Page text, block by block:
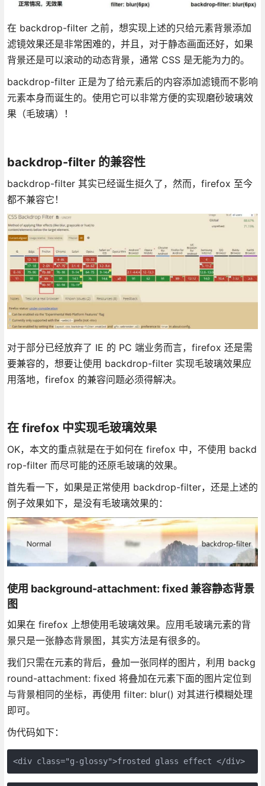
在 backdrop-filter 之前，想实现上述的只给元素背景添加
滤镜效果还是非常困难的，并且，对于静态画面还好，如果
背景还是可以滚动的动态背景，通常 CSS 是无能为力的。
backdrop-filter 正是为了给元素后的内容添加滤镜而不影响
元素本身而诞生的。使用它可以非常方便的实现磨砂玻璃效
果（毛玻璃）！
backdrop-filter 的兼容性
backdrop-filter 其实已经诞生挺久了，然而，firefox 至今
都不兼容它！
对于部分已经放弃了 IE 的 PC 端业务而言，firefox 还是需
要兼容的，想要让使用 backdrop-filter 实现毛玻璃效果应
用落地，firefox 的兼容问题必须得解决。
在 firefox 中实现毛玻璃效果
OK，本文的重点就是在于如何在 firefox 中，不使用 backd
rop-filter 而尽可能的还原毛玻璃的效果。
首先看一下，如果是正常使用 backdrop-filter，还是上述的
例子效果如下，是没有毛玻璃效果的：
使用 background-attachment: fixed 兼容静态背景
图
如果在 firefox 上想使用毛玻璃效果。应用毛玻璃元素的背
景只是一张静态背景图，其实方法是有很多的。
我们只需在元素的背后，叠加一张同样的图片，利用 backg
round-attachment: fixed 将叠加在元素下面的图片定位到
与背景相同的坐标，再使用 filter: blur() 对其进行模糊处理
即可。
伪代码如下：
<div class="g-glossy">frosted glass effect </div>